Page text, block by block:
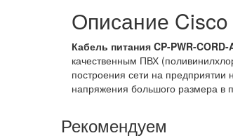
Описание
Кабель питания CP-PWR-CORD-
качественным ПВХ
построения сети на
напряжения большого размера в
Рекомендуем